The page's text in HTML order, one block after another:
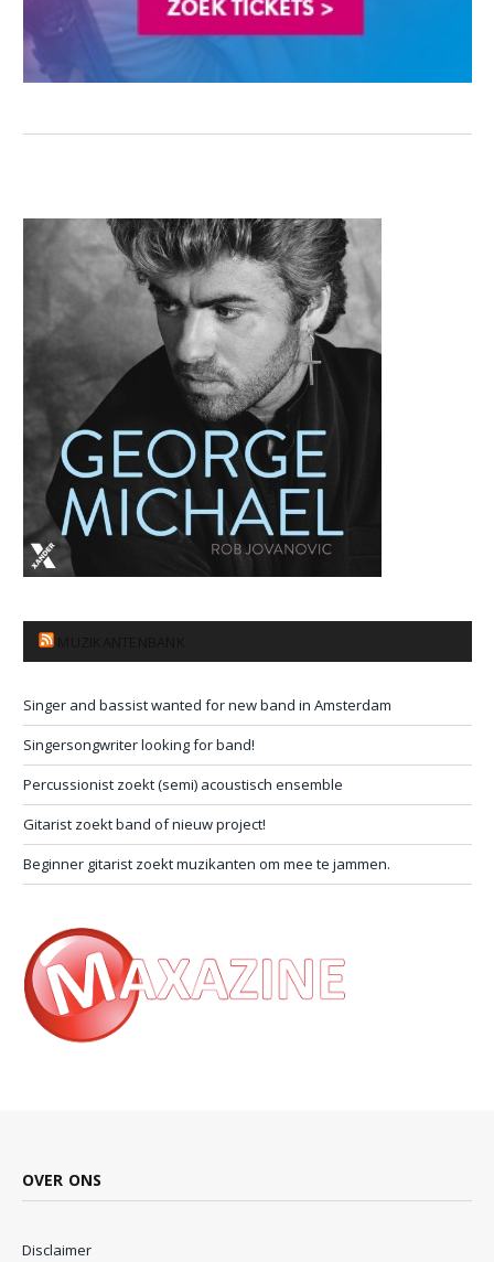
Singer and bassist wanted for new band in Amsterdam
Singersongwriter looking for band!
Percussionist zoekt (semi) acoustisch ensemble
Gitarist zoekt band of nieuw project!
Beginner gitarist zoekt muzikanten om mee te jammen.
OVER ONS
Disclaimer